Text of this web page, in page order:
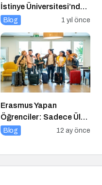
İstinye Üniversitesi’nde
Dijital Medya
Kapsamında
Konuşacak!
Blog 1 yıl önce
Erasmus Yapan
Öğrenciler: Sadece Ülke
Değil, Bakış Açısı da
Blog 12 ay önce